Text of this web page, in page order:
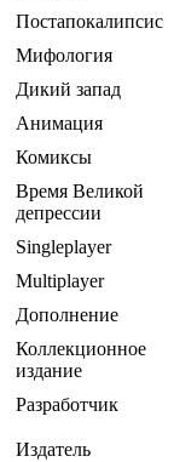
Постапокалипсис
Мифология
Дикий запад
Анимация
Комиксы
Время Великой
депрессии
Singleplayer
Multiplayer
Дополнение
Коллекционное
издание
Разработчик
Издатель